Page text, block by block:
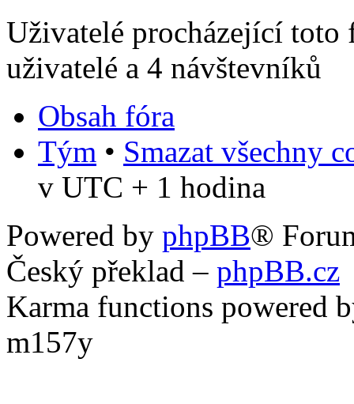
Uživatelé procházející
uživatelé a 4 návštevníků
Obsah fóra
Tým • Smazat všechny
v UTC + 1 hodina
Powered by phpBB®
Český překlad – phpBB.cz
Karma functions powered
m157y